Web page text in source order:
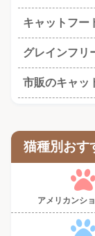
キャットフー
グレインフリ
市販のキャッ
猫種別おす
アメリカンシ